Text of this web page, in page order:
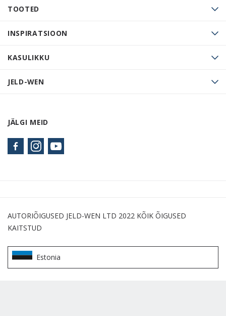
TOOTED
INSPIRATSIOON
KASULIKKU
JELD-WEN
JÄLGI MEID
AUTORIÕIGUSED JELD-WEN LTD 2022 KÕIK ÕIGUSED
KAITSTUD
Estonia